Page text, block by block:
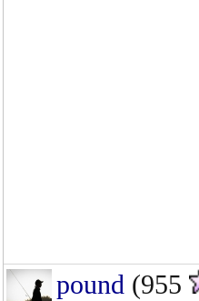
pound (955